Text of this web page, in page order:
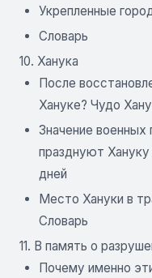
Укрепленные
Словарь
10. Ханука
После
Хануке? Чудо
Значение военных
празднуют
дней
Место Хануки в
Словарь
11. В память о
Почему именно